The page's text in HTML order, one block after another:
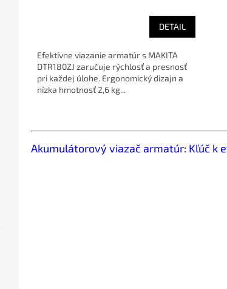
DETAIL
Efektívne viazanie armatúr s MAKITA
DTR180ZJ zaručuje rýchlosť a presnosť
pri každej úlohe. Ergonomický dizajn a
nízka hmotnosť 2,6 kg...
Akumulátorový viazač armatúr: Kľúč k